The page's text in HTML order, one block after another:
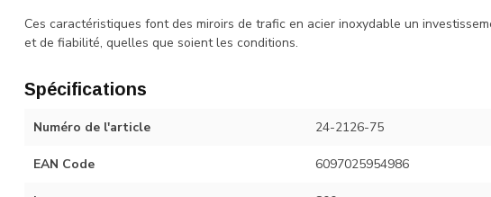
Ces caractéristiques font des miroirs de trafic en acier inoxydable un
et de fiabilité, quelles que soient les conditions.
Spécifications
Numéro de l'article 24-2126-75
EAN Code 6097025954986